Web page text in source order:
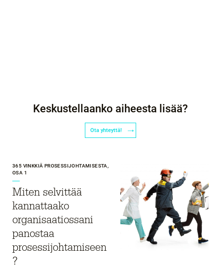
Keskustellaanko aiheesta lisää?
Ota yhteyttä!
365 VINKKIÄ PROSESSIJOHTAMISESTA,
OSA 1
Miten selvittää
kannattaako
organisaatiossani
panostaa
prosessijohtamiseen
?